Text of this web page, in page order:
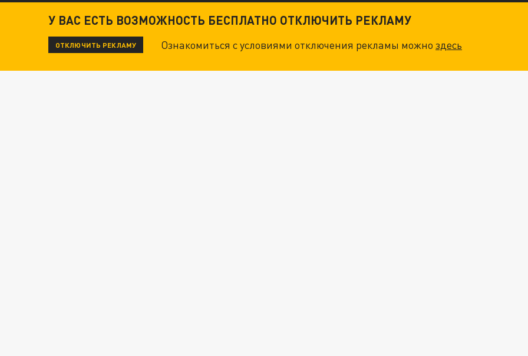
У ВАС ЕСТЬ ВОЗМОЖНОСТЬ БЕСПЛАТНО ОТКЛЮЧИТЬ РЕКЛАМУ
ОТКЛЮЧИТЬ РЕКЛАМУ Ознакомиться с условиями отключения рекламы можноздесь